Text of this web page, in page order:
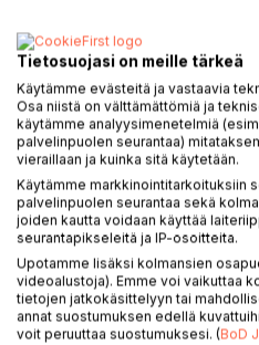
Lisää muistilistalle
Arvostele tuote
KUVAUS
Lennä luoksesi.
Irrota ikeestä.
Tietosuojasi on meille tärkeä
Käytämme evästeitä ja vastaavia
Osa niistä on välttämättömiä ja
käytämme analyysimenetelmiä
palvelinpuolen seurantaa)
vieraillaan ja kuinka sitä käytetään.
Käytämme markkinointitarkoituksiin
palvelinpuolen seurantaa sekä
joiden kautta voidaan käyttää
seurantapikseleitä ja IP-osoitteita.
Upotamme lisäksi kolmansien
videoalustoja). Emme voi vaikuttaa
tietojen jatkokäsittelyyn tai
annat suostumuksen edellä
voit peruuttaa suostumuksesi. (BoD